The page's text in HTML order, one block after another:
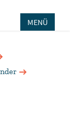
MENÜ